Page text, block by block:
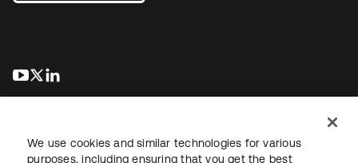
se abre en una pestaña nueva
se abre en una pestaña nueva
We use cookies and similar technologies for various
purposes, including ensuring that you get the best